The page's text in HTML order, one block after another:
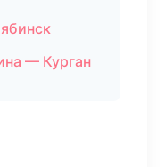
— Курган